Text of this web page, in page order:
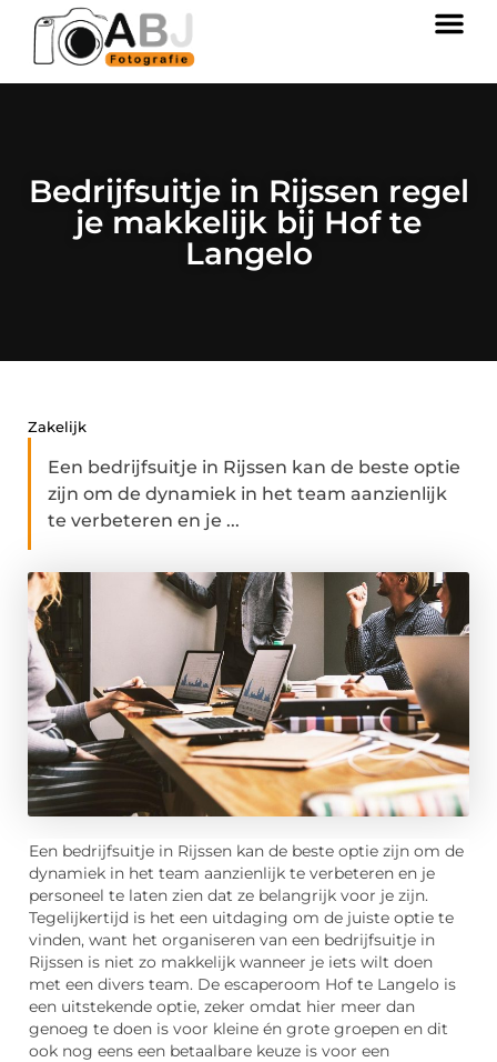
Bedrijfsuitje in Rijssen regel
je makkelijk bij Hof te
Langelo
Zakelijk
Een bedrijfsuitje in Rijssen kan de beste optie
zijn om de dynamiek in het team aanzienlijk
te verbeteren en je ...
Een bedrijfsuitje in Rijssen kan de beste optie zijn om de
dynamiek in het team aanzienlijk te verbeteren en je
personeel te laten zien dat ze belangrijk voor je zijn.
Tegelijkertijd is het een uitdaging om de juiste optie te
vinden, want het organiseren van een bedrijfsuitje in
Rijssen is niet zo makkelijk wanneer je iets wilt doen
met een divers team. De escaperoom Hof te Langelo is
een uitstekende optie, zeker omdat hier meer dan
genoeg te doen is voor kleine én grote groepen en dit
ook nog eens een betaalbare keuze is voor een